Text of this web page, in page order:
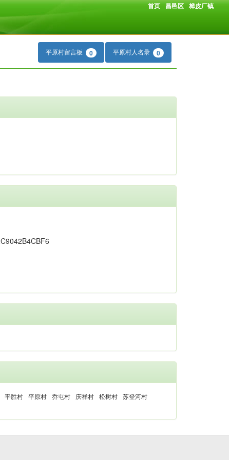
首页 昌邑区 桦皮厂镇
平原村留言板 0 平原村人名录 0
平胜村 平原村 乔屯村 庆祥村 松树村 苏登河村